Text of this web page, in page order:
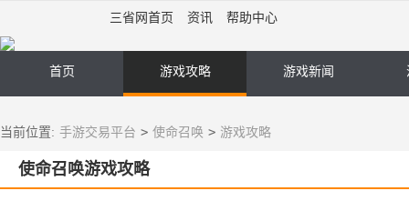
三省网首页 资讯 帮助中心
首页 游戏攻略 游戏新闻
当前位置: 手游交易平台 > 使命召唤 > 游戏攻略
使命召唤游戏攻略